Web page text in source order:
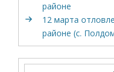
районе
12 марта
районе (с.